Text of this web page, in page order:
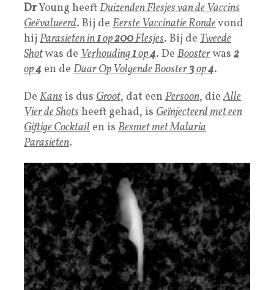
DrYoung heeftDuizenden Flesjes van de Vaccins
Geëvalueerd. Bij de Eerste Vaccinatie Rondevond
hij Parasieten in1op200Flesjes. Bij de Tweede
Shotwas de Verhouding1op4. De Boosterwas 2
op4 en de Daar Op Volgende Booster3op4.
De Kans is dus Groot, dat een Persoon, dieAlle
Vier de Shotsheeft gehad, is Geïnjecteerd met een
Giftige Cocktail en is Besmet met Malaria
Parasieten.